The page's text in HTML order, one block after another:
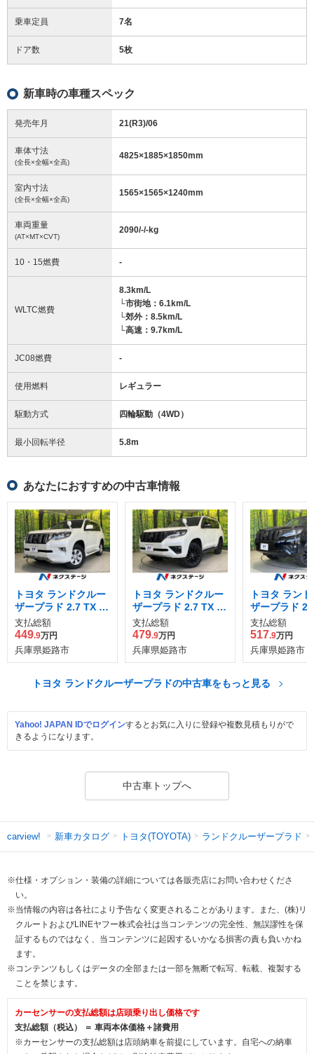
乗車定員 7名
ドア数 5枚
新車時の車種スペック
発売年月 21(R3)/06
車体寸法
(全長×全幅×全高)
4825×1885×1850mm
室内寸法
(全長×全幅×全高)
1565×1565×1240mm
車両重量
(AT×MT×CVT)
2090/-/-kg
10・15燃費 -
WLTC燃費
8.3km/L
└市街地：6.1km/L
└郊外：8.5km/L
└高速：9.7km/L
JC08燃費 -
使用燃料 レギュラー
駆動方式 四輪駆動（4WD）
最小回転半径 5.8m
あなたにおすすめの中古車情報
トヨタ ランドクルー
ザープラド 2.7 TX 4
WD
支払総額
449.9万円
兵庫県姫路市
トヨタ ランドクルー
ザープラド 2.7 TX L
パッケージ マットブ
ラック エディション
4WD
支払総額
479.9万円
兵庫県姫路市
トヨタ ラン
ザープラド
パッケージ
ラック エデ
4WD
支払総額
517.9万円
兵庫県姫路市
トヨタ ランドクルーザープラドの中古車をもっと見る
Yahoo! JAPAN IDでログインするとお気に入りに登録や複数見積もりがで
きるようになります。
中古車トップへ
carview! 新車カタログ トヨタ(TOYOTA) ランドクルーザープラド
※仕様・オプション・装備の詳細については各販売店にお問い合わせくださ
い。
※当情報の内容は各社により予告なく変更されることがあります。また、(株)リ
クルートおよびLINEヤフー株式会社は当コンテンツの完全性、無誤謬性を保
証するものではなく、当コンテンツに起因するいかなる損害の責も負いかね
ます。
※コンテンツもしくはデータの全部または一部を無断で転写、転載、複製する
ことを禁じます。
カーセンサーの支払総額は店頭乗り出し価格です
支払総額（税込） ＝ 車両本体価格＋諸費用
※カーセンサーの支払総額は店頭納車を前提にしています。自宅への納車